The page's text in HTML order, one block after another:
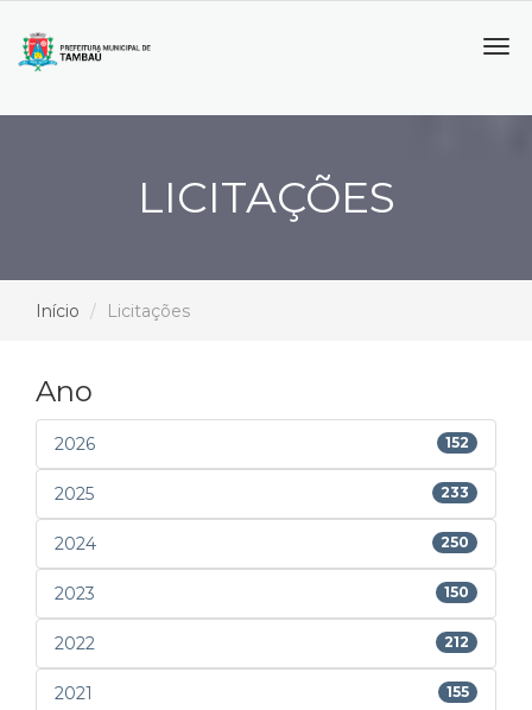
LICITAÇÕES
Início Licitações
Ano
2026 152
2025 233
2024 250
2023 150
2022 212
2021 155